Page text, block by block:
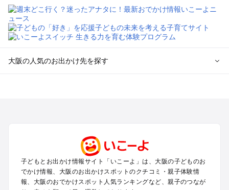
大阪の人気のお出かけ先を探す
梅田・キタ・淀屋橋・本町・福島のプールお出かけ
東大阪・八尾・寝屋川・守口・門真のプールお出かけ
大阪ベイエリア（USJ・南港）のプールお出かけ
なんば・心斎橋・道頓堀・四ツ橋・ミナミのプールお出かけ
子どもとお出かけ情報サイト「いこーよ」は、大阪の子どものお
でかけ情報、大阪のお出かけスポットのクチコミ・親子体験情
報、大阪のおでかけスポット人気ランキングなど、親子のつなが